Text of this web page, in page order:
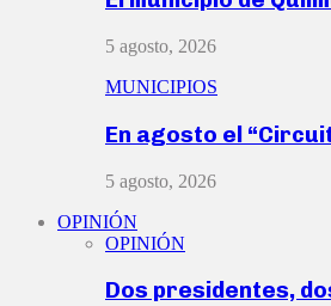
5 agosto, 2026
MUNICIPIOS
En agosto el
5 agosto, 2026
OPINIÓN
OPINIÓN
Dos presidentes,